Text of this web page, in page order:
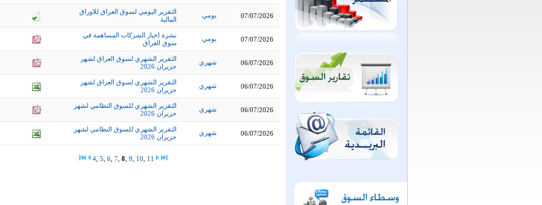
التقرير اليومي لسوق العراق للاوراق
المالية
يومي 07/07/2026
نشرة اخبار الشركات المساهمة في
سوق العراق
يومي 07/07/2026
التقرير الشهري لسوق العراق لشهر
حزيران 2026
شهري 06/07/2026
التقرير الشهري لسوق العراق لشهر
حزيران 2026
شهري 06/07/2026
التقرير الشهري للسوق النظامي لشهر
حزيران 2026
شهري 06/07/2026
التقرير الشهري للسوق النظامي لشهر
حزيران 2026
شهري 06/07/2026
4 5 6 7 8 9 10 11